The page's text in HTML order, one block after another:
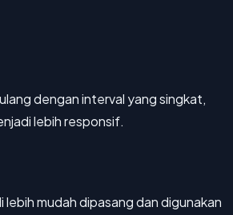
dengan interval yang singkat,
lebih responsif.
mudah dipasang dan digunakan